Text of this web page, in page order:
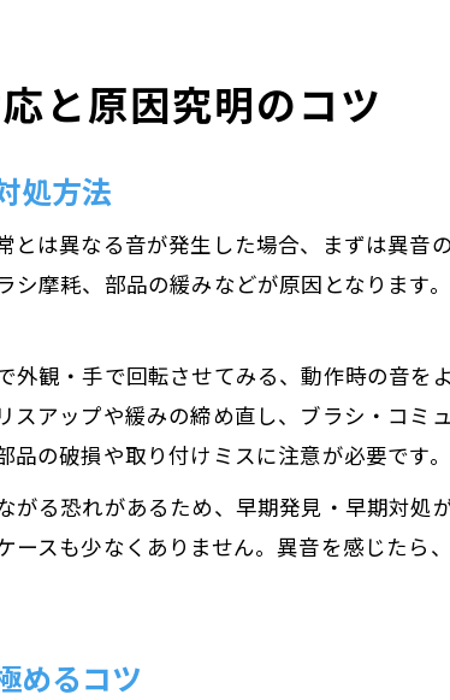
と原因究明のコツ
処方法
とは異なる音が発生した場合、まずは異音
シ摩耗、部品の緩みなどが原因となります
観・手で回転させてみる、動作時の音を
アップや緩みの締め直し、ブラシ・コミ
の破損や取り付けミスに注意が必要です。
る恐れがあるため、早期発見・早期対処
スも少なくありません。異音を感じたら
めるコツ